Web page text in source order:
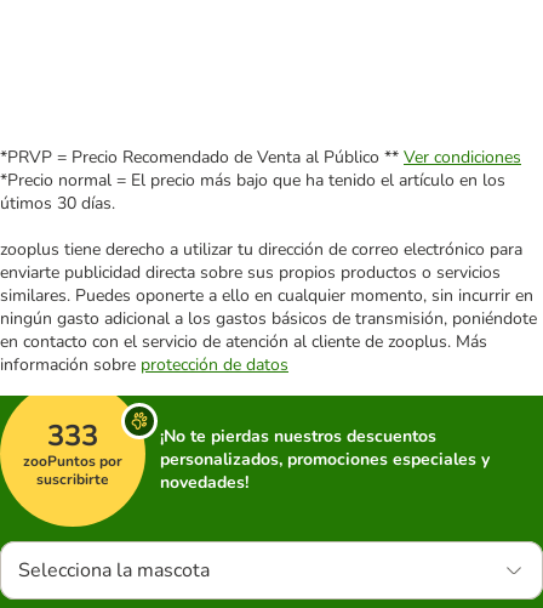
*PRVP = Precio Recomendado de Venta al Público ** Ver condiciones
*Precio normal = El precio más bajo que ha tenido el artículo en los
útimos 30 días.
zooplus tiene derecho a utilizar tu dirección de correo electrónico para
enviarte publicidad directa sobre sus propios productos o servicios
similares. Puedes oponerte a ello en cualquier momento, sin incurrir en
ningún gasto adicional a los gastos básicos de transmisión, poniéndote
en contacto con el servicio de atención al cliente de zooplus. Más
información sobre protección de datos
333
zooPuntos por
suscribirte
¡No te pierdas nuestros descuentos
personalizados, promociones especiales y
novedades!
Selecciona la mascota